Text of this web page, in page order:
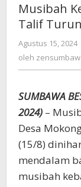
Musibah
Talif
Agustus 15, 2024
oleh
SUMBAWA
2024) –
Desa
(15/8)
mendalam
musibah